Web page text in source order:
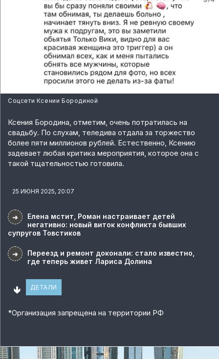
Соцсети Ксении Бородиной
Ксения Бородина, отметим, очень потратилась на
свадьбу. По слухам, теледива отдала за торжество
более пяти миллионов рублей. Естественно, Ксению
задевает любая критика мероприятия, которое она с
такой тщательностью готовила.
25 ИЮНЯ 2025, 20:07
➜
Елена мстит, Роман настраивает детей
негативно: новый виток конфликта бывших
супругов Товстиков
➜
Переезд и ремонт доконали: стало известно,
где теперь живет Лариса Долина
🢃 ДЕТАЛИ
*Организация запрещена на территории РФ